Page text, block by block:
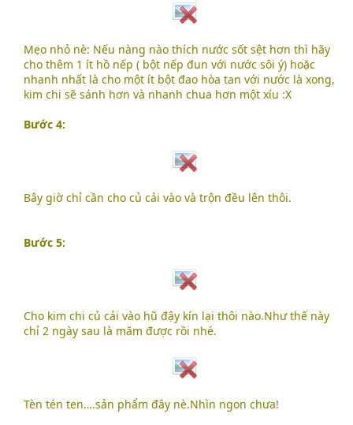
Mẹo nhỏ nè: Nếu nàng nào thích nước sốt sệt hơn thì hãy
cho thêm 1 ít hồ nếp ( bột nếp đun với nước sôi ý) hoặc
nhanh nhất là cho một ít bột đao hòa tan với nước là xong,
kim chi sẽ sánh hơn và nhanh chua hơn một xíu :X
Bước 4:
Bây giờ chỉ cần cho củ cải vào và trộn đều lên thôi.
Bước 5:
Cho kim chi củ cải vào hũ đậy kín lại thôi nào.Như thế này
chỉ 2 ngày sau là măm được rồi nhé.
Tèn tén ten….sản phẩm đây nè.Nhìn ngon chưa!